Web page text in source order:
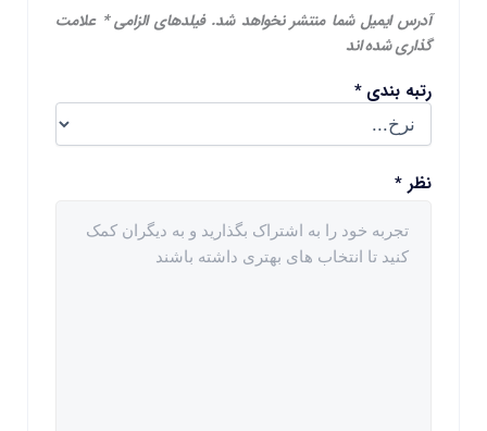
آدرس ایمیل شما منتشر نخواهد شد. فیلدهای الزامی* علامت
گذاری شده اند
رتبه بندی*
نظر *